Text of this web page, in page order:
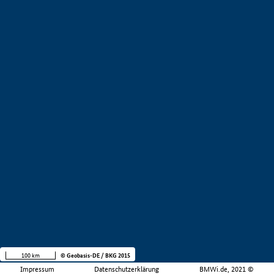
Impressum Datenschutzerklärung BMWi.de, 2021 ©
100 km © Geobasis-DE / BKG 2015